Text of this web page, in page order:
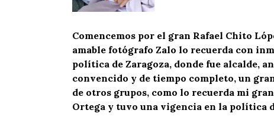
Comencemos por el gran Rafael Chito
amable fotógrafo Zalo lo recuerda con
política de Zaragoza, donde fue alcalde,
convencido y de tiempo completo, un
de otros grupos, como lo recuerda mi
Ortega y tuvo una vigencia en la política